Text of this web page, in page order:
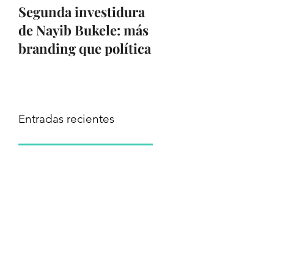
Segunda investidura
de Nayib Bukele: más
branding que política
Entradas recientes